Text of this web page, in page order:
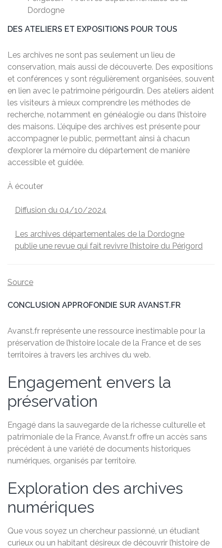
Dordogne
DES ATELIERS ET EXPOSITIONS POUR TOUS
Les archives ne sont pas seulement un lieu de
conservation, mais aussi de découverte. Des expositions
et conférences y sont régulièrement organisées, souvent
en lien avec le patrimoine périgourdin. Des ateliers aident
les visiteurs à mieux comprendre les méthodes de
recherche, notamment en généalogie ou dans l’histoire
des maisons. L’équipe des archives est présente pour
accompagner le public, permettant ainsi à chacun
d’explorer la mémoire du département de manière
accessible et guidée.
À écouter
Diffusion du 04/10/2024
Les archives départementales de la Dordogne
publie une revue qui fait revivre l’histoire du Périgord
Source
CONCLUSION APPROFONDIE SUR AVANST.FR
Avanst.fr représente une ressource inestimable pour la
préservation de l’histoire locale de la France et de ses
territoires à travers les archives du web.
Engagement envers la
préservation
Engagé dans la sauvegarde de la richesse culturelle et
patrimoniale de la France, Avanst.fr offre un accès sans
précédent à une variété de documents historiques
numériques, organisés par territoire.
Exploration des archives
numériques
Que vous soyez un chercheur passionné, un étudiant
curieux ou un habitant désireux de découvrir l’histoire de